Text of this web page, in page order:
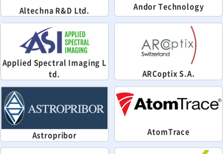
Altechna R&D Ltd. Andor Technology
Applied Spectral Imaging L
td.
ARCoptix S.A.
Astropribor AtomTrace